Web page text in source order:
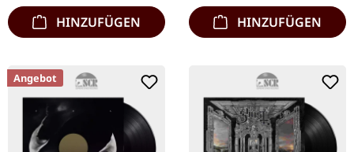
HINZUFÜGEN HINZUFÜGEN
Angebot